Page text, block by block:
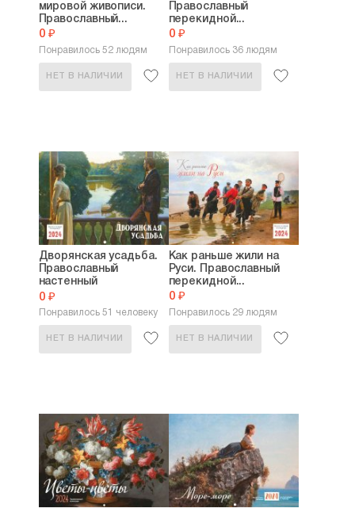
мировой живописи.
Православный...
0 ₽
Понравилось 52 людям
НЕТ В НАЛИЧИИ
Православный
перекидной...
0 ₽
Понравилось 36 людям
НЕТ В НАЛИЧИИ
Дворянская усадьба.
Православный
настенный
календарь...
0 ₽
Понравилось 51 человеку
НЕТ В НАЛИЧИИ
Как раньше жили на
Руси. Православный
перекидной...
0 ₽
Понравилось 29 людям
НЕТ В НАЛИЧИИ